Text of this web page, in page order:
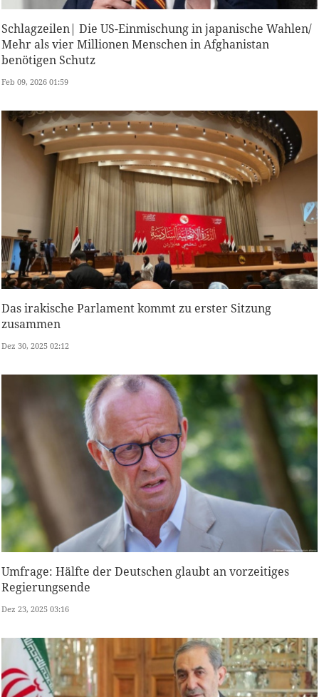
Schlagzeilen| Die US-Einmischung in japanische Wahlen/
Mehr als vier Millionen Menschen in Afghanistan
benötigen Schutz
Feb 09, 2026 01:59
Das irakische Parlament kommt zu erster Sitzung
zusammen
Dez 30, 2025 02:12
Umfrage: Hälfte der Deutschen glaubt an vorzeitiges
Regierungsende
Dez 23, 2025 03:16